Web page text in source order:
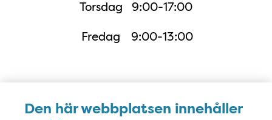
Den här webbplatsen innehåller
Torsdag
9:00-17:00
Fredag
9:00-13:00
Karta